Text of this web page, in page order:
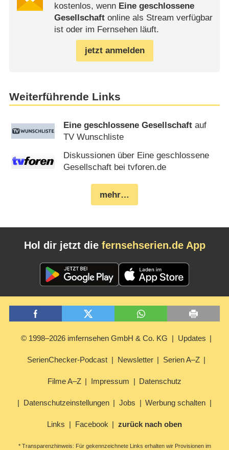
kostenlos, wenn Eine geschlossene
Gesellschaftonline als Stream verfügbar
ist oder im Fernsehen läuft.
jetzt anmelden
Weiterführende Links
Eine geschlossene Gesellschaft auf
TV Wunschliste
Diskussionen über Eine geschlossene
Gesellschaft bei tvforen.de
mehr…
Hol dir jetzt die fernsehserien.de App
© 1998–2026 imfernsehen GmbH & Co. KG Updates
SerienChecker-Podcast Newsletter Serien A–Z
Filme A–Z Impressum Datenschutz
Datenschutzeinstellungen Jobs Werbung schalten
Links Facebook zurück nach oben
* Transparenzhinweis: Für gekennzeichnete Links erhalten wir Provisionen im